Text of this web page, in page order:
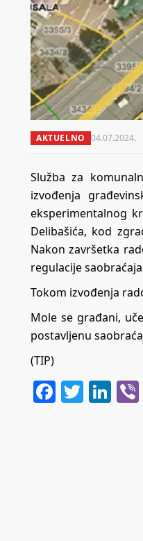
AKTUELNO 04.07.2024.
Služba za
izvođenja
eksperimentalnog
Delibašića, kod
Nakon završetka
regulacije
Tokom izvođenja
Mole se građani,
postavljenu
(TIP)